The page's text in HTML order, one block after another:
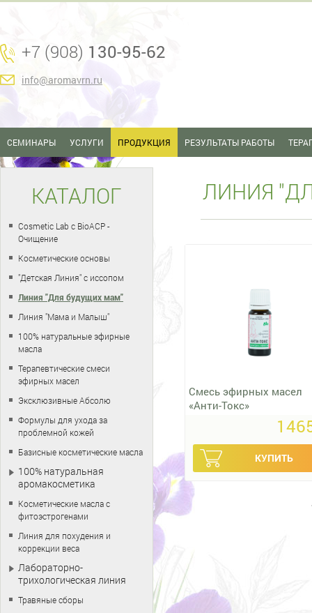
+7 (908) 130-95-62
info@aromavrn.ru
СЕМИНАРЫ УСЛУГИ ПРОДУКЦИЯ РЕЗУЛЬТАТЫ РАБОТЫ
ЛИНИЯ
Смесь эфирных масел
«Анти-Токс»
КАТАЛОГ
Cosmetic Lab с BioACP -
Очищение
Косметические основы
"Детская Линия" с иссопом
Линия "Для будущих мам"
Линия "Мама и Малыш"
100% натуральные эфирные
масла
Терапевтические смеси
эфирных масел
Эксклюзивные Абсолю
Формулы для ухода за
проблемной кожей
Базисные косметические масла
100% натуральная
аромакосметика
Косметические масла с
фитоэстрогенами
Линия для похудения и
коррекции веса
Лабораторно-
трихологическая линия
Травяные сборы